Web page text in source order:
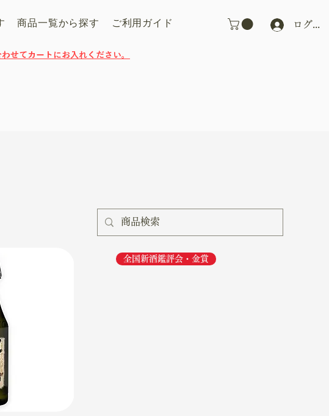
商品一覧から探す ご利用ガイド
せてカートにお入れください。
ログイ
全国新酒鑑評会・金賞